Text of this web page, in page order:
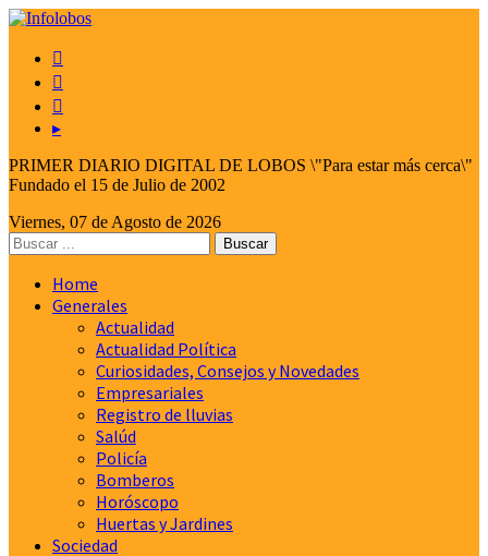



▸
PRIMER DIARIO DIGITAL DE LOBOS \"Para estar más cerca\"
Fundado el 15 de Julio de 2002
Viernes, 07 de Agosto de 2026
Home
Generales
Actualidad
Actualidad Política
Curiosidades, Consejos y Novedades
Empresariales
Registro de lluvias
Salúd
Policía
Bomberos
Horóscopo
Huertas y Jardines
Sociedad